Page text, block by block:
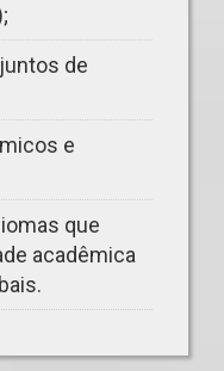
de
e
que
acadêmica